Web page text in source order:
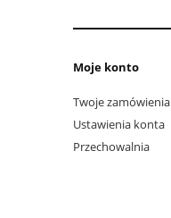
Moje konto
Twoje zamówienia
Ustawienia konta
Przechowalnia